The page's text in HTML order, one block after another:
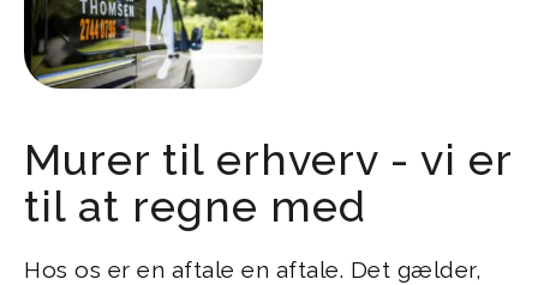
Murer til erhverv - vi er
til at regne med
Hos os er en aftale en aftale. Det gælder,